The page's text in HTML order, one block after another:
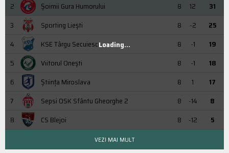
2
Şoimii Gura Humorului 8 12
31
3
Sporting Liești 8 -2
25
4
KSE Târgu Secuiesc 8 -1
19
5
Viitorul Onești 8 -1
18
6
Știința Miroslava 8 1
17
7
Sepsi OSK Sfântu Gheorghe 2 8 -14
8
8
CS Blejoi 8 -12 5
Loading...
VEZI MAI MULT